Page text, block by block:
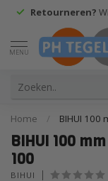
Retourneren?
MENU
Home / BIHUI 100
BIHUI 100
100
BIHUI